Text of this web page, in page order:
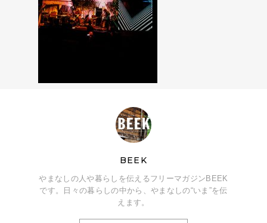
BEEK
やまなしの人や暮らしを伝えるフリーマガジンBEEK
です。日々の暮らしの中から、やまなしの“いま”を伝
えます。